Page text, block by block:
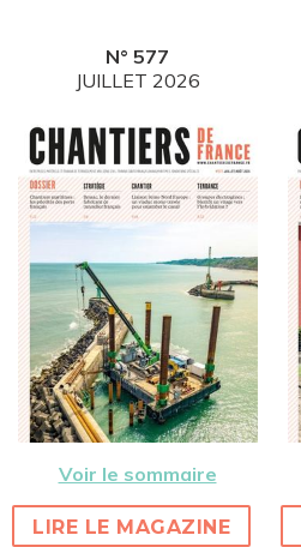
N° 577
JUILLET 2026
Voir le sommaire
LIRE LE MAGAZINE